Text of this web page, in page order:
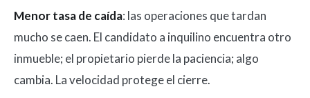
Menor tasa de caída: las operaciones que tardan
mucho se caen. El candidato a inquilino encuentra otro
inmueble; el propietario pierde la paciencia; algo
cambia. La velocidad protege el cierre.